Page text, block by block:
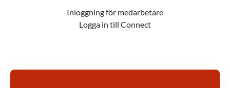
Inloggning för medarbetare
Logga in till Connect